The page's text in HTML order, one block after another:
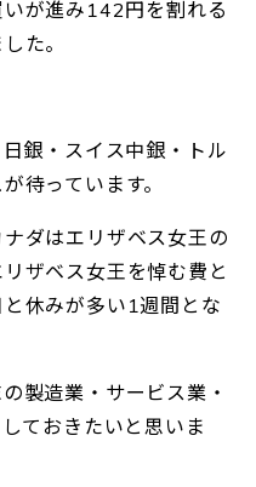
が進み142円を割れる
た。
銀・スイス中銀・トル
待っています。
ダはエリザベス女王の
ザベス女王を悼む費と
休みが多い1週間とな
製造業・サービス業・
ておきたいと思いま